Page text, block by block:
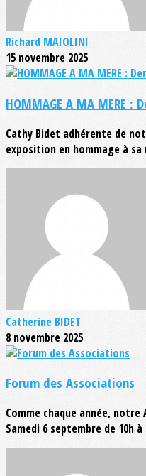
Richard MAIOLINI
15 novembre 2025
HOMMAGE A MA MERE :
Cathy Bidet adhérente de
exposition en hommage à sa
Catherine BIDET
8 novembre 2025
Forum des Associations
Comme chaque année,
Samedi 6 septembre de 10h